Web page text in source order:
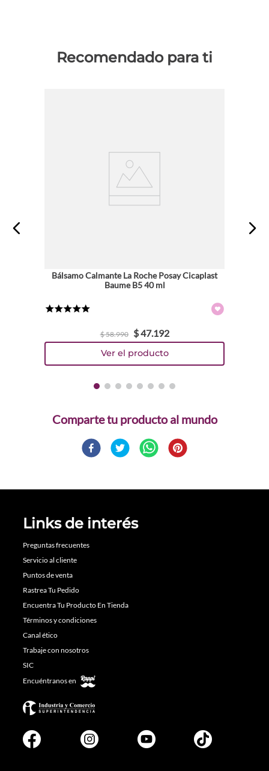
Recomendado para ti
Bálsamo Calmante La Roche Posay Cicaplast
Baume B5 40 ml
$58.990 $47.192
Comparte
Links de interés
Preguntas frecuentes
Servicio al cliente
Puntos de venta
Rastrea Tu Pedido
Encuentra Tu Producto En Tienda
Términos y condiciones
Canal ético
Trabaje con nosotros
SIC
Encuéntranos en